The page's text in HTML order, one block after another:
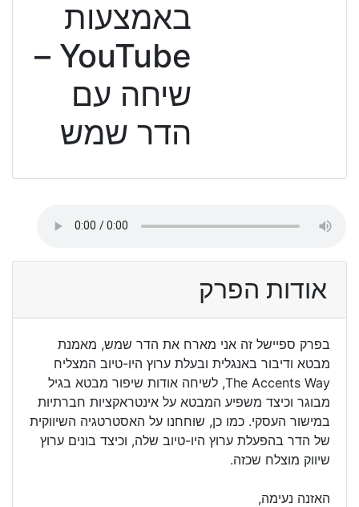
באמצעות
YouTube –
שיחה עם
הדר שמש
אודות הפרק
בפרק ספיישל זה אני מארח את הדר שמש, מאמנת
מבטא ודיבור באנגלית ובעלת ערוץ היו-טיוב המצליח
The Accents Way, לשיחה אודות שיפור מבטא בגיל
מבוגר וכיצד משפיע המבטא על אינטראקציות חברתיות
במישור העסקי. כמו כן, שוחחנו על האסטרטגיה השיווקית
של הדר בהפעלת ערוץ היו-טיוב שלה, וכיצד בונים ערוץ
שיווק מוצלח שכזה.
האזנה נעימה,